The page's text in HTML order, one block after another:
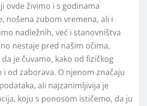
ovde živimo i s godinama
nošena zubom vremena, ali i
nadležnih, već i stanovništva
nestaje pred našim očima,
je čuvamo, kako od fizičkog
od zaborava. O njenom značaju
ali najzanimljivija je
koju s ponosom ističemo, da ju